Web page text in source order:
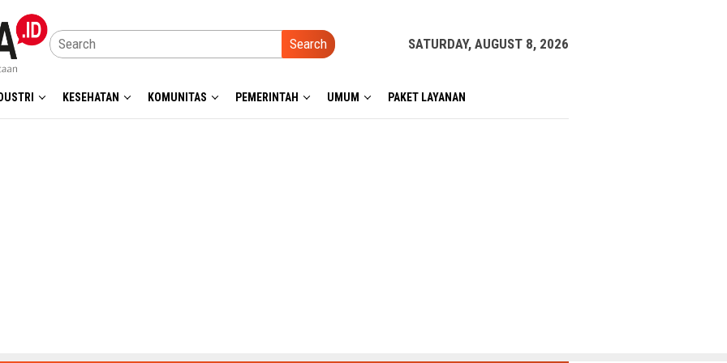
Search SATURDAY, AUGUST 8, 2026
KESEHATAN KOMUNITAS PEMERINTAH UMUM PAKET LAYANAN